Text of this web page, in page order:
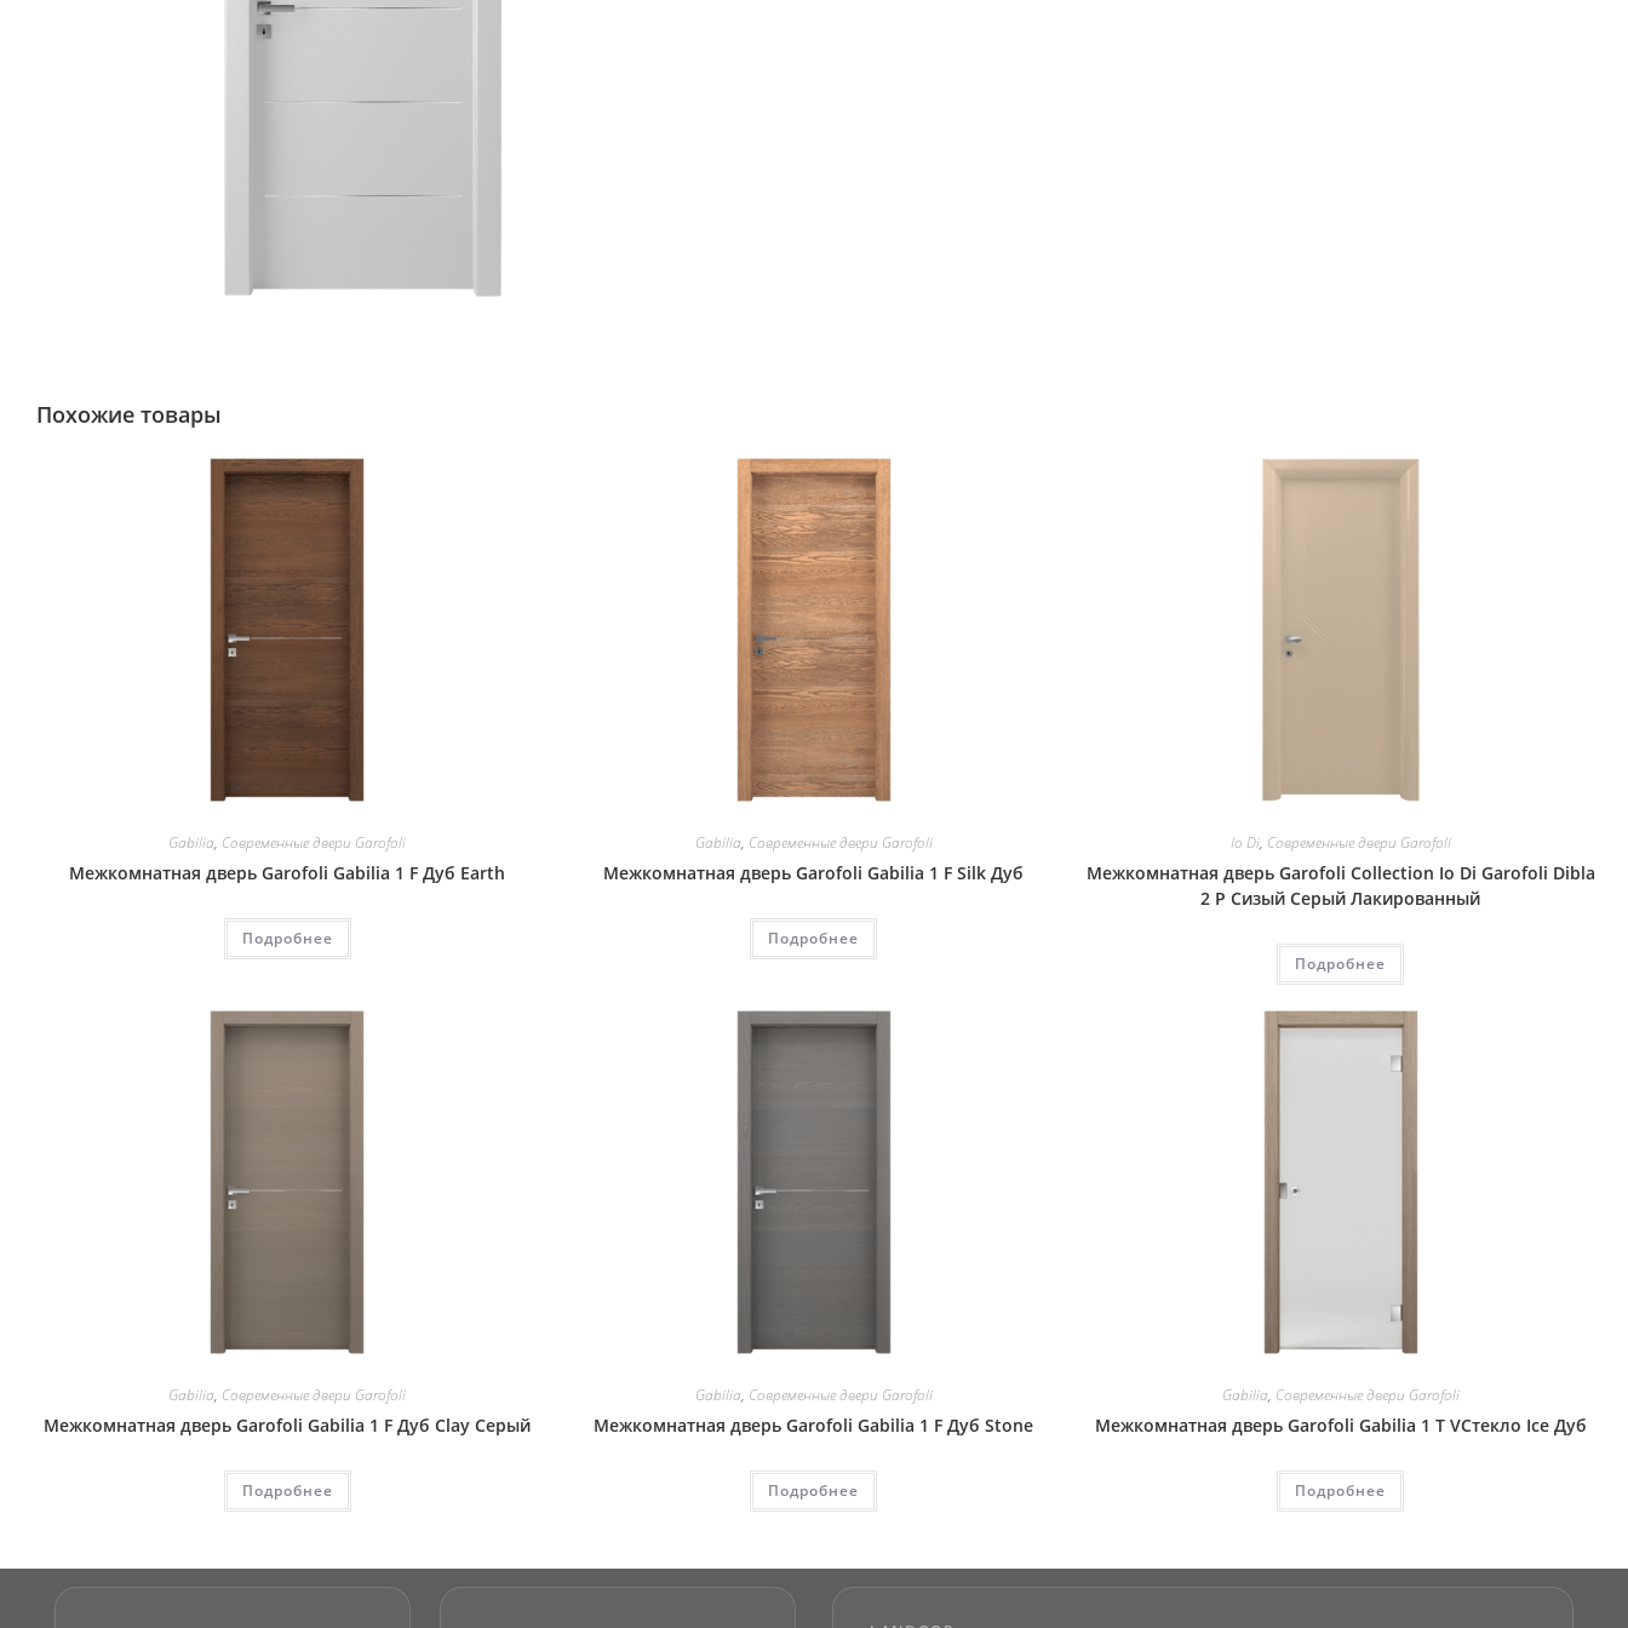
Похожие товары
Gabilia, Современные двери Garofoli
Межкомнатная дверь Garofoli Gabilia 1 F Дуб Earth
Подробнее
Gabilia, Современные двери Garofoli
Межкомнатная дверь Garofoli Gabilia 1 F Silk Дуб
Подробнее
Io Di, Современные двери Garofoli
Межкомнатная дверь Garofoli Collection Io Di Garofoli Dibla
2 P Сизый Серый Лакированный
Подробнее
Gabilia, Современные двери Garofoli
Межкомнатная дверь Garofoli Gabilia 1 F Дуб Clay Серый
Подробнее
Gabilia, Современные двери Garofoli
Межкомнатная дверь Garofoli Gabilia 1 F Дуб Stone
Подробнее
Gabilia, Современные двери Garofoli
Межкомнатная дверь Garofoli Gabilia 1 T VСтекло Ice Дуб
Подробнее